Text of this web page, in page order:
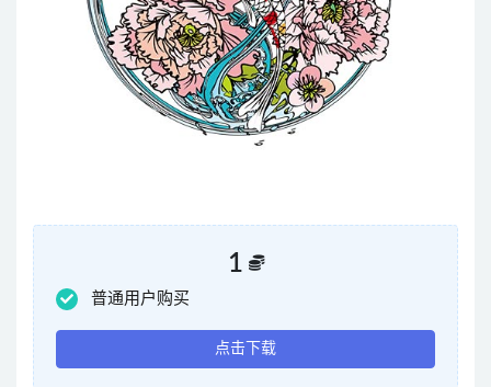
1
普通用户购买
点击下载